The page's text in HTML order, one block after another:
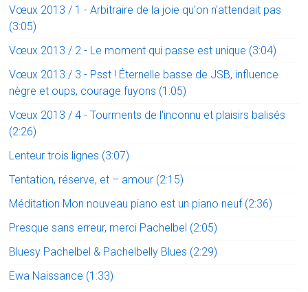
Vœux 2013 / 1 - Arbitraire de la joie qu'on n'attendait pas
(3:05)
Vœux 2013 / 2 - Le moment qui passe est unique (3:04)
Vœux 2013 / 3 - Psst ! Éternelle basse de JSB, influence
nègre et oups, courage fuyons (1:05)
Vœux 2013 / 4 - Tourments de l'inconnu et plaisirs balisés
(2:26)
Lenteur trois lignes (3:07)
Tentation, réserve, et – amour (2:15)
Méditation Mon nouveau piano est un piano neuf (2:36)
Presque sans erreur, merci Pachelbel (2:05)
Bluesy Pachelbel & Pachelbelly Blues (2:29)
Ewa Naissance (1:33)